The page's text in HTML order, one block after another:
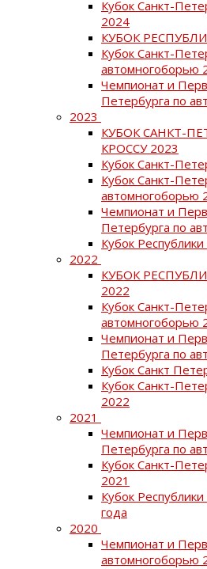
Кубок Санкт-
2024
КУБОК
Кубок Санкт-
автомногоборью
Чемпионат и
Петербурга по
2023
КУБОК САНКТ-
КРОССУ 2023
Кубок Санкт-
Кубок Санкт-
автомногоборью
Чемпионат и
Петербурга по
Кубок
2022
КУБОК
2022
Кубок Санкт-
автомногоборью
Чемпионат и
Петербурга по
Кубок Санкт
Кубок Санкт-
2022
2021
Чемпионат и
Петербурга по
Кубок Санкт-
2021
Кубок
года
2020
Чемпионат и
автомногоборью